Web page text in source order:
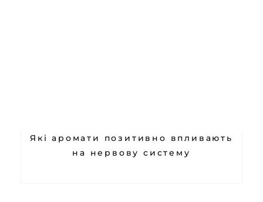
Які аромати позитивно впливають
на нервову систему